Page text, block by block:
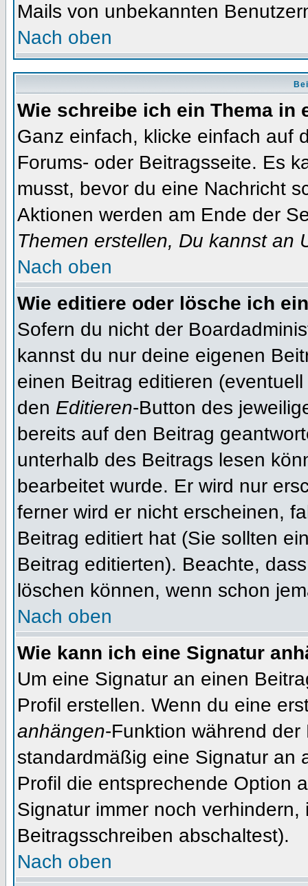
Mails von unbekannten
Nach oben
Wie schreibe ich ein Thema in
Ganz einfach, klicke einfach auf
Forums- oder Beitragsseite. Es
musst, bevor du eine Nachricht
Aktionen werden am Ende der
Themen erstellen, Du kannst an
Nach oben
Wie editiere oder lösche ich
Sofern du nicht der
kannst du nur deine eigenen
einen Beitrag editieren
den Editieren-Button des
bereits auf den Beitrag
unterhalb des Beitrags lesen
bearbeitet wurde. Er wird nur
ferner wird er nicht erscheinen,
Beitrag editiert hat (Sie sollten
Beitrag editierten). Beachte,
löschen können, wenn schon
Nach oben
Wie kann ich eine Signatur
Um eine Signatur an einen
Profil erstellen. Wenn du eine
anhängen-Funktion während
standardmäßig eine Signatur an
Profil die entsprechende Option
Signatur immer noch
Beitragsschreiben abschaltest).
Nach oben